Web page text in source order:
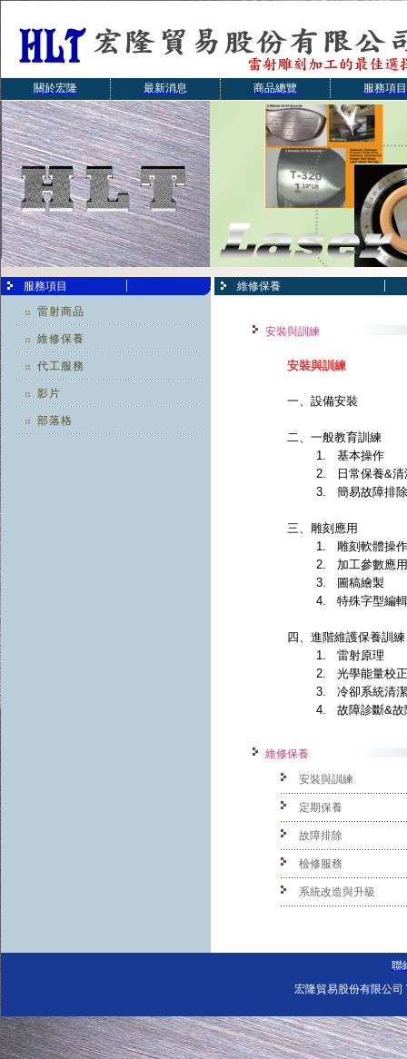
關於宏隆 最新消息 商品總覽 服務項目
服務項目
雷射商品
維修保養
代工服務
影片
部落格
維修保養
安裝與訓練
安裝與訓練
一、 設備安裝
二、 一般教育訓練
1.
基本操作
2.
日常保養&清
3.
簡易故障排除
三、 雕刻應用
1.
雕刻軟體操
2.
加工參數應用
3.
圖稿繪製
4.
特殊字型編輯
四、 進階維護保養訓練
1.
雷射原理
2.
光學能量校正
3.
冷卻系統清
4.
故障診斷&故
維修保養
安裝與訓練
定期保養
故障排除
檢修服務
系統改造與升級
聯
宏隆貿易股份有限公司